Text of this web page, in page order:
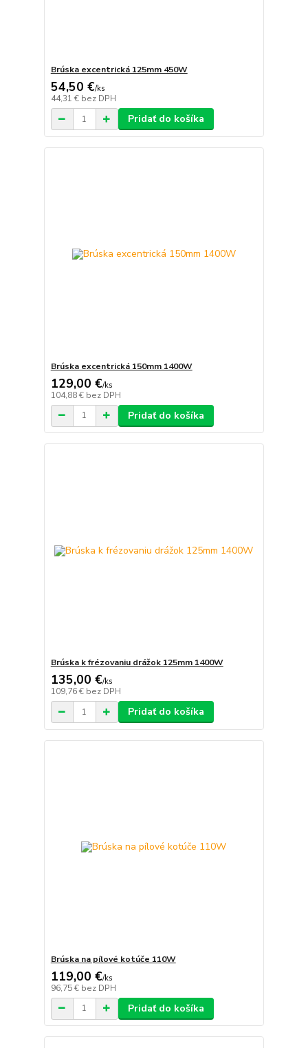
Brúska excentrická 125mm 450W
54,50 €/ks
44,31 € bez DPH
Pridať do košíka
Brúska excentrická 150mm 1400W
129,00 €/ks
104,88 € bez DPH
Pridať do košíka
Brúska k frézovaniu drážok 125mm 1400W
135,00 €/ks
109,76 € bez DPH
Pridať do košíka
Brúska na pílové kotúče 110W
119,00 €/ks
96,75 € bez DPH
Pridať do košíka